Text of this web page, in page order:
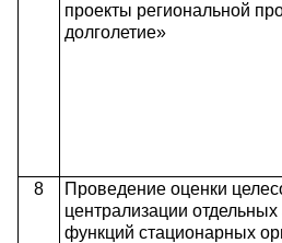
проекты региональной
долголетие»
8
Проведение оценки
централизации
функций стационарных